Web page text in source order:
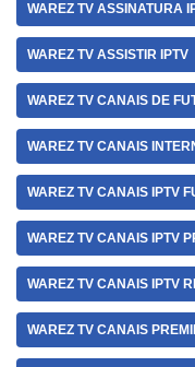
WAREZ TV ASSINATURA
WAREZ TV ASSISTIR IPTV
WAREZ TV CANAIS DE
WAREZ TV CANAIS
WAREZ TV CANAIS IPTV
WAREZ TV CANAIS IPTV
WAREZ TV CANAIS IPTV
WAREZ TV CANAIS